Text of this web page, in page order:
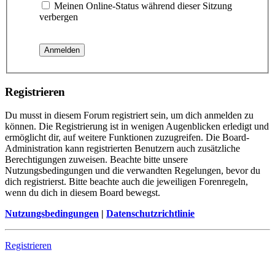
Meinen Online-Status während dieser Sitzung
verbergen
Registrieren
Du musst in diesem Forum registriert sein, um dich anmelden zu
können. Die Registrierung ist in wenigen Augenblicken erledigt und
ermöglicht dir, auf weitere Funktionen zuzugreifen. Die Board-
Administration kann registrierten Benutzern auch zusätzliche
Berechtigungen zuweisen. Beachte bitte unsere
Nutzungsbedingungen und die verwandten Regelungen, bevor du
dich registrierst. Bitte beachte auch die jeweiligen Forenregeln,
wenn du dich in diesem Board bewegst.
Nutzungsbedingungen | Datenschutzrichtlinie
Registrieren